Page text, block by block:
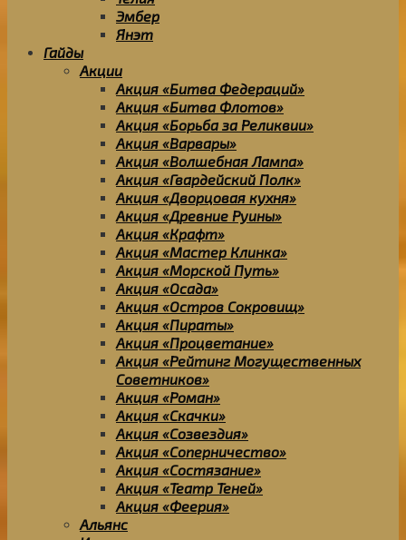
Эмбер
Янэт
Гайды
Акции
Акция «Битва Федераций»
Акция «Битва Флотов»
Акция «Борьба за Реликвии»
Акция «Варвары»
Акция «Волшебная Лампа»
Акция «Гвардейский Полк»
Акция «Дворцовая кухня»
Акция «Древние Руины»
Акция «Крафт»
Акция «Мастер Клинка»
Акция «Морской Путь»
Акция «Осада»
Акция «Остров Сокровищ»
Акция «Пираты»
Акция «Процветание»
Акция «Рейтинг Могущественных
Советников»
Акция «Роман»
Акция «Скачки»
Акция «Созвездия»
Акция «Соперничество»
Акция «Состязание»
Акция «Театр Теней»
Акция «Феерия»
Альянс